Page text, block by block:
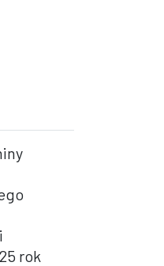
rok